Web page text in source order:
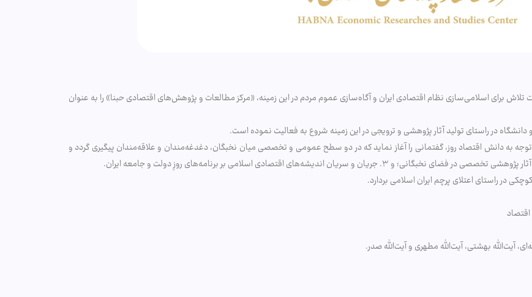
برای اسلامی‌سازی نظام اقتصادی ایران و آگاه‌سازی عموم مردم در این زمینه، «مرکز مطالعات و پژوهش‌های اقتصادی حبنا» را به عنوان
در راستای تولید آثار پژوهشی و ترویجی در این زمینه شروع به فعالیت نموده است.
به دانش اقتصاد روز، گفتمانی را آغاز نماید که در دو سطح عمومی و تخصصی میان نخبگان، دغدغه‌مندان و علاقه‌مندان پیگیری گردد و
در راستای اعتلای پرچم ایران اسلامی بردارد.
آیت‌الله بهشتی، آیت‌الله مطهری و آیت‌الله صدر.